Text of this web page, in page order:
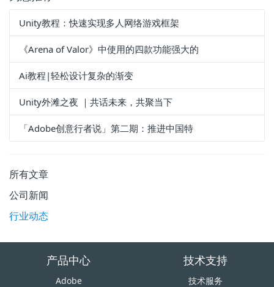
Unity教程：快速实现多人网络游戏框架
《Arena of Valor》中使用的四款功能强大的
Ai教程|轻松设计复杂的渐变
Unity外滩之夜 ｜共话未来，共聚当下
「Adobe创意行者说」第二期：推进中国特
所有文章
公司新闻
行业动态
产品中心
Adobe
技术支持
技术服务